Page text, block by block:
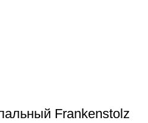
Frankenstolz